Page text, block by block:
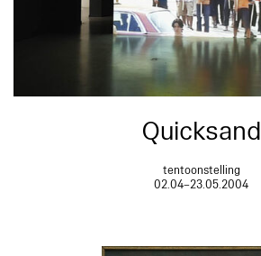
Quicksand
tentoonstelling
02.04–23.05.2004